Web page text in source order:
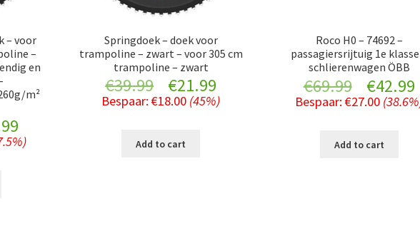
– voor
–
en
m²
Current
price
Springdoek – doek voor
trampoline – zwart – voor 305 cm
trampoline – zwart
€39.99
Original
price
was:
€21.99
price
Bespaar:€18.00 (45%)
Add to cart
Roco H0 – 74692 –
passagiersrijtuig 1e
schlierenwagen ÖBB
€69.99
Original
price
was:
€42.99
Bespaar:€27.00
Add to cart